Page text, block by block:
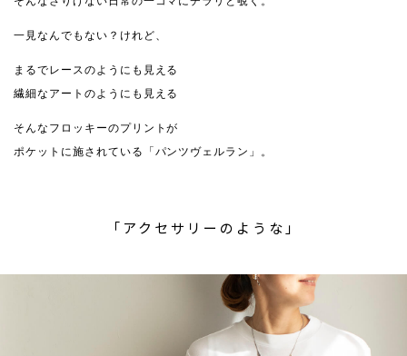
一見なんでもない？けれど、
まるでレースのようにも見える
繊細なアートのようにも見える
そんなフロッキーのプリントが
ポケットに施されている「パンツヴェルラン」。
「アクセサリーのような」